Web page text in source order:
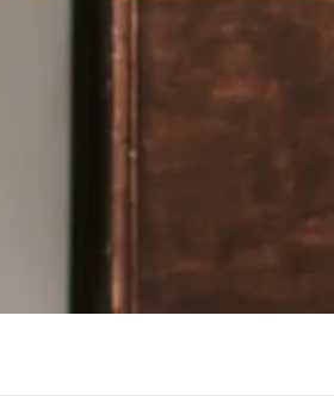
Recyclage déco
Recyclage déco En ce début
de vous parler de recyclage en